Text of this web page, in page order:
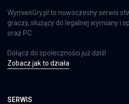
WymieńGry.pl to nowoczesny serwis
graczy, służący do legalnej wymiany i
oraz PC.
Dołącz do społeczności już dziś!
Zobacz jak to działa
SERWIS